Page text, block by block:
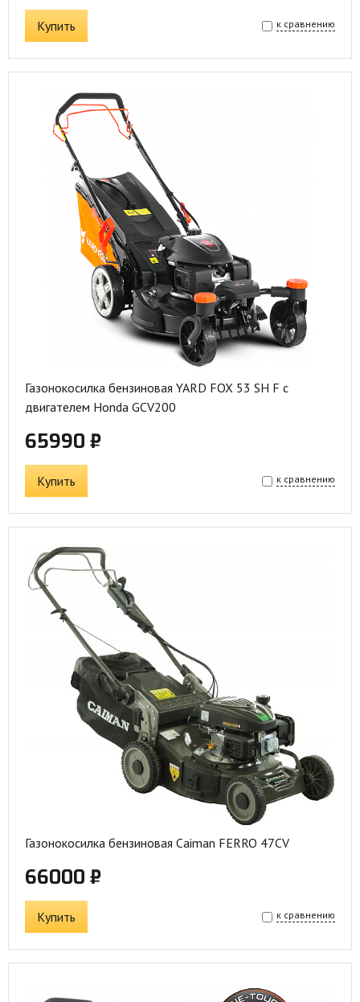
Купить к сравнению
Газонокосилка бензиновая YARD FOX 53 SH F с
двигателем Honda GCV200
65990 ₽
Купить к сравнению
Газонокосилка бензиновая Caiman FERRO 47CV
66000 ₽
Купить к сравнению